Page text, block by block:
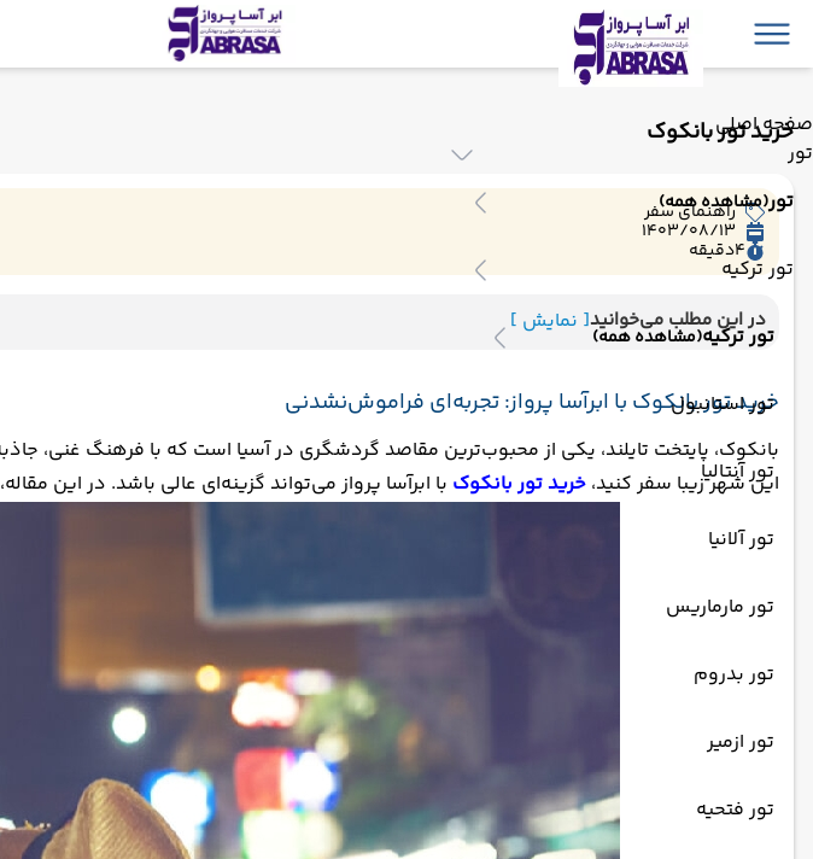
صفحه اصلی
تور
تور(مشاهده همه)
تور ترکیه
تور ترکیه(مشاهده همه)
تور استانبول
تور آنتالیا
تور آلانیا
تور مارماریس
تور بدروم
تور ازمیر
تور فتحیه
خرید تور بانکوک
راهنمای سفر
1403/08/13
4دقیقه
در این مطلب می‌خوانید[ نمایش ]
خرید تور بانکوک با ابرآسا پرواز: تجربه‌ای فراموش‌نشدنی
بانکوک، پایتخت تایلند، یکی از محبوب‌ترین مقاصد گردشگری در آسیا است که با فرهنگ غنی،
این شهر زیبا سفر کنید، خرید تور بانکوک با ابرآسا پرواز می‌تواند گزینه‌ای عالی باشد. در این